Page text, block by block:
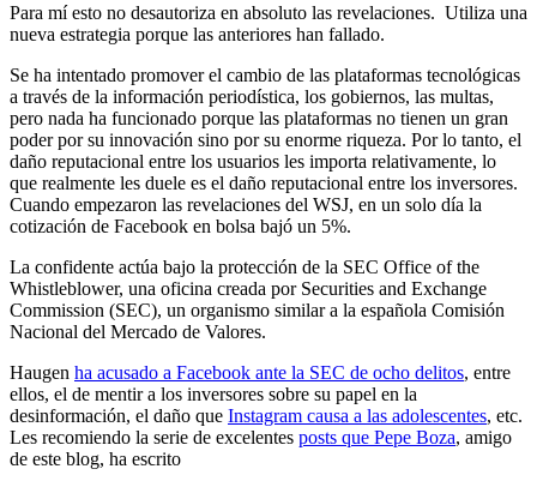
Para mí esto no desautoriza en absoluto las revelaciones. Utiliza una
nueva estrategia porque las anteriores han fallado.
Se ha intentado promover el cambio de las plataformas tecnológicas
a través de la información periodística, los gobiernos, las multas,
pero nada ha funcionado porque las plataformas no tienen un gran
poder por su innovación sino por su enorme riqueza. Por lo tanto, el
daño reputacional entre los usuarios les importa relativamente, lo
que realmente les duele es el daño reputacional entre los inversores.
Cuando empezaron las revelaciones del WSJ, en un solo día la
cotización de Facebook en bolsa bajó un 5%.
La confidente actúa bajo la protección de la SEC Office of the
Whistleblower, una oficina creada por Securities and Exchange
Commission (SEC), un organismo similar a la española Comisión
Nacional del Mercado de Valores.
Haugen ha acusado a Facebook ante la SEC de ocho delitos, entre
ellos, el de mentir a los inversores sobre su papel en la
desinformación, el daño que Instagram causa a las adolescentes, etc.
Les recomiendo la serie de excelentes posts que Pepe Boza, amigo
de este blog, ha escrito